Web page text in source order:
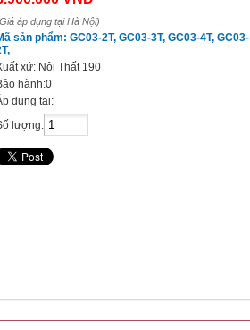
áp dụng tại Hà Nội)
sản phẩm: GC03-2T, GC03-3T, GC03-4T, GC03-
xứ: Nội Thất 190
hành:0
dụng tại:
lượng: